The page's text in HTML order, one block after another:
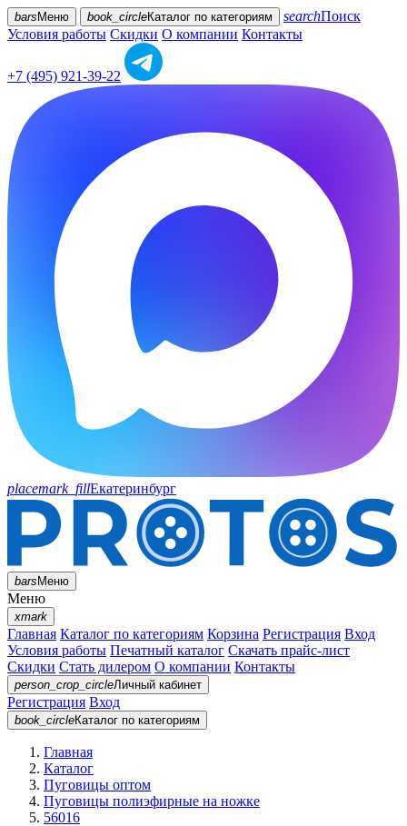
bars Меню book_circleКаталог по категориям searchПоиск
Условия работы Скидки О компании Контакты
+7 (495) 921-39-22
placemark_fillЕкатеринбург
barsМеню
Меню
xmark
Главная Каталог по категориям Корзина Регистрация Вход
Условия работы Печатный каталог Скачать прайс-лист
Скидки Стать дилером О компании Контакты
person_crop_circleЛичный кабинет
Регистрация Вход
book_circleКаталог по категориям
Главная
Каталог
Пуговицы оптом
Пуговицы полиэфирные на ножке
56016